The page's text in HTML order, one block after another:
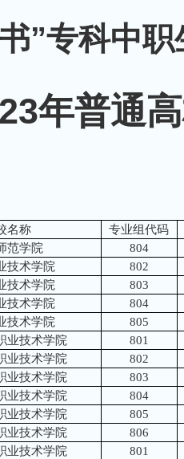
”专科中
年普通
名称
专业组代码
范学院
804
技术学院
802
技术学院
803
技术学院
804
技术学院
805
业技术学院
801
业技术学院
802
业技术学院
803
业技术学院
804
业技术学院
805
业技术学院
806
业技术学院 801